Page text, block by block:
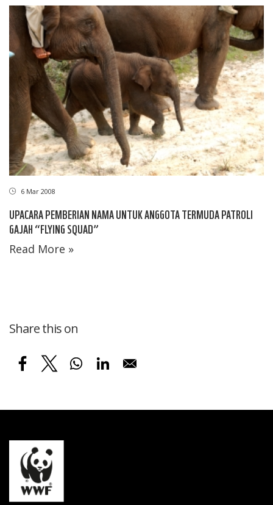
6 Mar 2008
UPACARA PEMBERIAN NAMA UNTUK ANGGOTA TERMUDA PATROLI
GAJAH “FLYING SQUAD”
Read More »
Share this on